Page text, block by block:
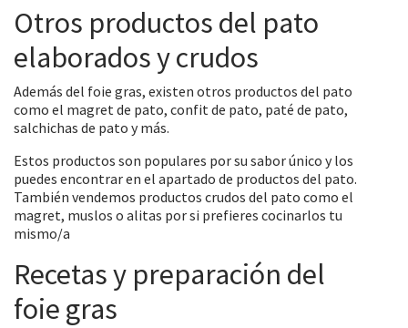
Otros productos del pato
elaborados y crudos
Además del foie gras, existen otros productos del pato
como el magret de pato, confit de pato, paté de pato,
salchichas de pato y más.
Estos productos son populares por su sabor único y los
puedes encontrar en el apartado de productos del pato.
También vendemos productos crudos del pato como el
magret, muslos o alitas por si prefieres cocinarlos tu
mismo/a
Recetas y preparación del
foie gras